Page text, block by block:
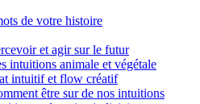
de votre histoire
et agir sur le futur
intuitions animale et végétale
intuitif et flow créatif
être sur de nos intuitions